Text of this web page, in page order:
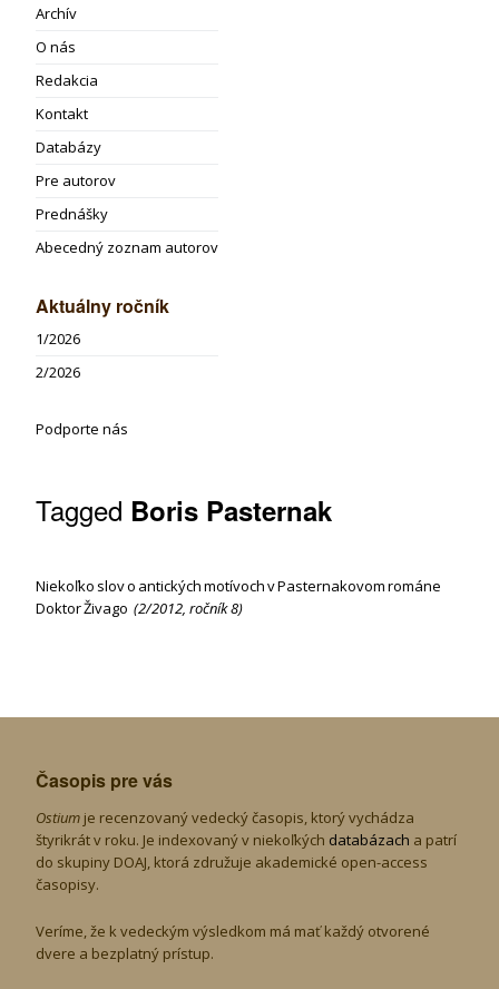
Archív
O nás
Redakcia
Kontakt
Databázy
Pre autorov
Prednášky
Abecedný zoznam autorov
Aktuálny ročník
1/2026
2/2026
Podporte nás
Tagged Boris Pasternak
Niekoľko slov o antických motívoch v Pasternakovom románe
Doktor Živago (2/2012, ročník 8)
Časopis pre vás
Ostium je recenzovaný vedecký časopis, ktorý vychádza
štyrikrát v roku. Je indexovaný v niekoľkých databázach a patrí
do skupiny DOAJ, ktorá združuje akademické open-access
časopisy.
Veríme, že k vedeckým výsledkom má mať každý otvorené
dvere a bezplatný prístup.